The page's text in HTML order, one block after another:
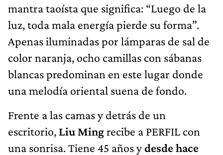
mantra taoísta que significa: “Luego de la
luz, toda mala energía pierde su forma”.
Apenas iluminadas por lámparas de sal de
color naranja, ocho camillas con sábanas
blancas predominan en este lugar donde
una melodía oriental suena de fondo.
Frente a las camas y detrás de un
escritorio, Liu Mingrecibe a PERFIL con
una sonrisa. Tiene 45 años ydesde hace